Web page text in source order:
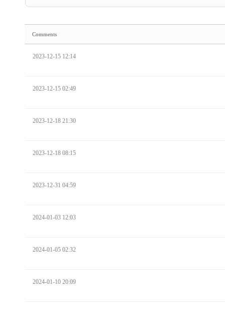
Comments
2023-12-15 12:14
2023-12-15 02:49
2023-12-18 21:30
2023-12-18 08:15
2023-12-31 04:59
2024-01-03 12:03
2024-01-05 02:32
2024-01-10 20:09